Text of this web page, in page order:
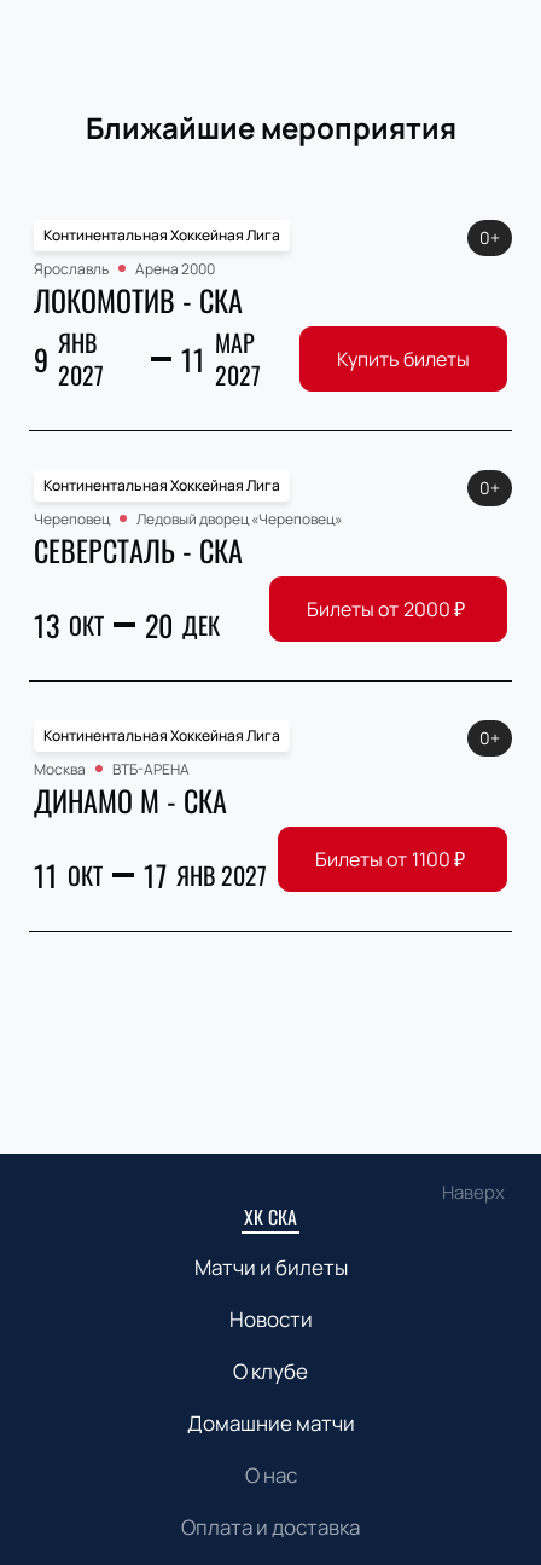
Ближайшие мероприятия
Континентальная Хоккейная Лига
Ярославль
Арена 2000
ЛОКОМОТИВ - СКА
9 ЯНВ
2027
11 МАР
2027
0+
Купить билеты
Континентальная Хоккейная Лига
Череповец
Ледовый дворец «Череповец»
СЕВЕРСТАЛЬ - СКА
13 ОКТ 20 ДЕК
0+
Билеты от2000₽
Континентальная Хоккейная Лига
Москва
ВТБ-АРЕНА
ДИНАМО М - СКА
11 ОКТ 17 ЯНВ 2027
0+
Билеты от 1100₽
Наверх
ХК СКА
Матчи и билеты
Новости
О клубе
Домашние матчи
О нас
Оплата и доставка